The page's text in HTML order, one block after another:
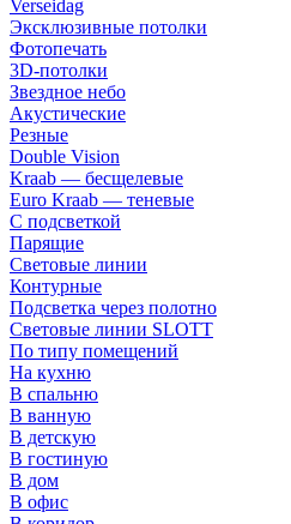
Verseidag
Эксклюзивные потолки
Фотопечать
3D-потолки
Звездное небо
Акустические
Резные
Double Vision
Kraab — бесщелевые
Euro Kraab — теневые
С подсветкой
Парящие
Световые линии
Контурные
Подсветка через полотно
Световые линии SLOTT
По типу помещений
На кухню
В спальню
В ванную
В детскую
В гостиную
В дом
В офис